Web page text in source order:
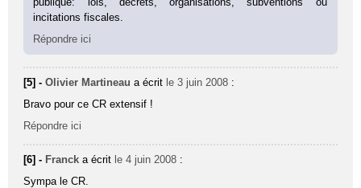
incitations fiscales.
Répondre ici
[5] -Olivier Martineau a écrit le 3 juin 2008 :
Bravo pour ce CR extensif !
Répondre ici
[6] - Franck a écrit le 4 juin 2008 :
Sympa le CR.